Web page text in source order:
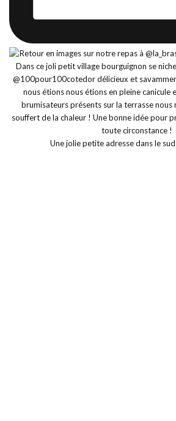
Une jolie petite adresse dans le